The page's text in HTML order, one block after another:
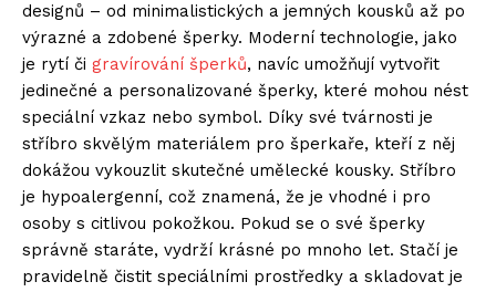
designů – od minimalistických a jemných kousků až po
výrazné a zdobené šperky. Moderní technologie, jako
je rytí či gravírování šperků, navíc umožňují vytvořit
jedinečné a personalizované šperky, které mohou nést
speciální vzkaz nebo symbol. Díky své tvárnosti je
stříbro skvělým materiálem pro šperkaře, kteří z něj
dokážou vykouzlit skutečné umělecké kousky. Stříbro
je hypoalergenní, což znamená, že je vhodné i pro
osoby s citlivou pokožkou. Pokud se o své šperky
správně staráte, vydrží krásné po mnoho let. Stačí je
pravidelně čistit speciálními prostředky a skladovat je